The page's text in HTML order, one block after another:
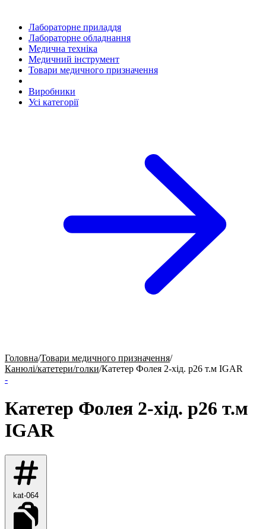
Лабораторне приладдя
Лабораторне обладнання
Медична техніка
Медичний інструмент
Товари медичного призначення
Виробники
Усі категорії
Головна/Товари медичного призначення/
Канюлі/катетери/голки/Катетер Фолея 2-хід. р26 т.м IGAR
-
Катетер Фолея 2-хід. р26 т.м
IGAR
kat-064